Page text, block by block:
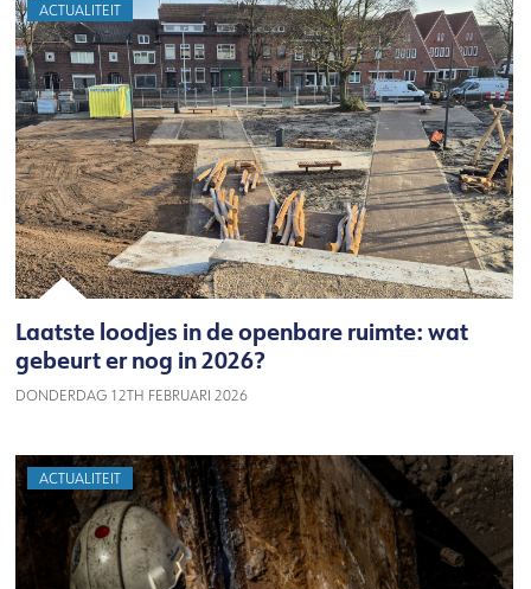
Laatste loodjes in de openbare ruimte: wat
gebeurt er nog in 2026?
ACTUALITEIT
DONDERDAG 12TH FEBRUARI 2026
ACTUALITEIT